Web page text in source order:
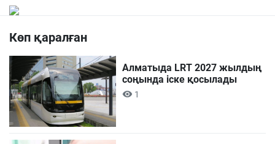
Көп қаралған
Алматыда LRT 2027 жылдың
соңында іске қосылады
1